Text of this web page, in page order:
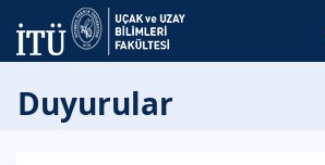
Duyurular